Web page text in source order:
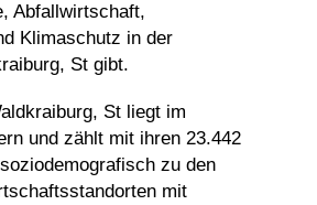
Abfallwirtschaft,
Klimaschutz in der
St gibt.
St liegt im
und zählt mit ihren 23.442
zu den
mit